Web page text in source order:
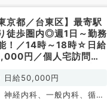
東京都／台東区】最寄駅
徒歩圏内◎週1日～勤務
！／14時～18時☆日給
円／個人宅訪問診
勤）
日給50,000円
神経内科、一般内科、循環